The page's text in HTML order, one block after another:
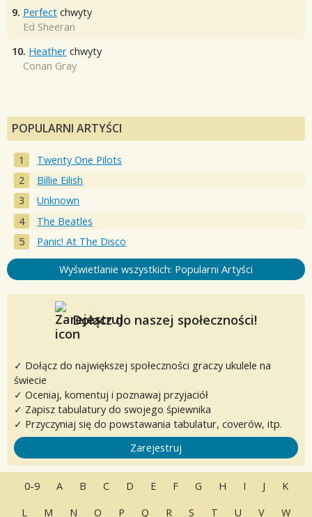
9. Perfect chwyty
Ed Sheeran
10. Heather chwyty
Conan Gray
POPULARNI ARTYŚCI
Twenty One Pilots
Billie Eilish
Unknown
The Beatles
Panic! At The Disco
Wyświetlanie wszystkich: Popularni Artyści
Dołącz do naszej społeczności!
✓ Dołącz do największej społeczności graczy ukulele na
świecie
✓ Oceniaj, komentuj i poznawaj przyjaciół
✓ Zapisz tabulatury do swojego śpiewnika
✓ Przyczyniaj się do powstawania tabulatur, coverów, itp.
Zarejestruj
0-9 A B C D E F G H I J
K
L
M N O P Q R S T U V W